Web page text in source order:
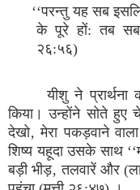
‘‘परन्तु यह सब
के पूरे हों: तब
२६:५६)
यीशु ने
किया। उन्होंने सोते हुए
देखो‚ मेरा पकड़वाने
शिष्य यहूदा उसके साथ
बड़ी भीड़‚ तलवारें और